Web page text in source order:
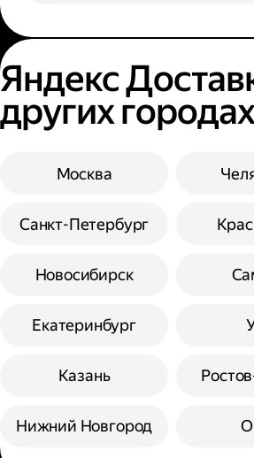
Яндекс
других городах
Москва
Санкт-Петербург
Новосибирск
Екатеринбург
Казань
Нижний Новгород